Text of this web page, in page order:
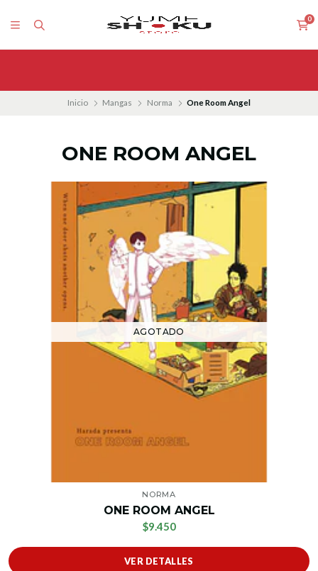
0
Inicio Mangas Norma One Room Angel
ONE ROOM ANGEL
AGOTADO
NORMA
ONE ROOM ANGEL
$9.450
VER DETALLES